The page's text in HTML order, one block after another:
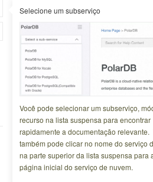
Selecione um subserviço
Você pode selecionar um subserviço,
recurso na lista suspensa para encontrar
rapidamente a documentação relevante.
também pode clicar no nome do serviço
na parte superior da lista suspensa para
página inicial do serviço de nuvem.
Catálogo de APIs
Atualizado em:
Chama
pagamentos em atraso e está
Descrição da